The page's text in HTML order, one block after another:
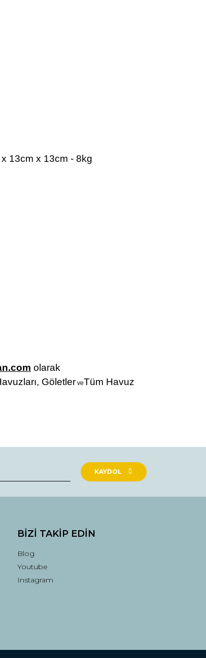
13cm x 13cm - 8kg
olarak
Göletler veTüm Havuz
KAYDOL
BİZİ TAKİP EDİN
Blog
Youtube
Instagram